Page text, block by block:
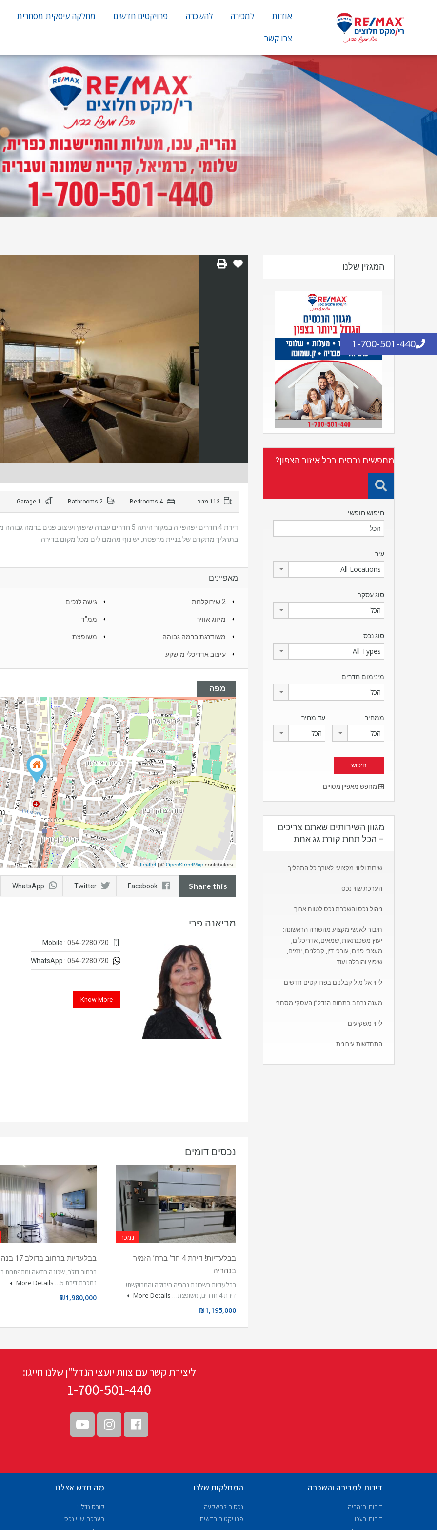
אודות למכירה להשכרה פרויקטים חדשים
מחלקה עיסקית מסחרית
צרו קשר
4 Bedrooms
דירת 4 חדרים יפהפייה במקור היתה 5 חדרים עברה שיפוץ
בתהליך מתקדם של בניית מרפסת, יש נוף מהמם לים מכל מקום בדירה,
מאפיינים
2 שירוקלחת גישה לנכים
מיזוג אוויר ממ"ד
משודרגת ברמה גבוהה משופצת
עיצוב אדריכלי מושקע
מפה
Leaflet | ©OpenStreetMapcontributors
Share this
Facebook
Twitter
WhatsApp
מריאנה פרי
054-2280720
054-2280720
Know More
נכסים דומים
נמכר
בבלעדיות! דירת 4 חד’ ברח’ הזמיר
בנהריה
בבלעדיות בשכונת נהריה הירוקה והמבוקשת!
דירת 4 חדרים, משופצת…
More Details
₪1,195,000
בבלעדיות ברחוב בדולב 17 בנהריה
ברחוב דולב, שכונה חדשה ומתפתחת
נמכרת דירת 5…
More Details
₪1,980,000
המגזין שלנו
מחפשים נכסים בכל איזור הצפון?
חיפוש חופשי
עיר
All Locations
סוג עסקה
הכל
סוג נכס
All Types
מינימום חדרים
הכל
ממחיר
הכל
עד מחיר
הכל
מחפש מאפיין מסויים
מגוון השירותים שאתם צריכים
– הכל תחת קורת גג אחת
שירות וליווי מקצועי לאורך כל התהליך
הערכת שווי נכס
ניהול נכס והשכרת נכס לטווח ארוך
חיבור לאנשי מקצוע מהשורה הראשונה:
יעוץ משכנתאות, שמאים, אדריכלים,
מעצבי פנים, עורכי דין, קבלנים, יזמים,
שיפוץ והובלה ועוד…
ליווי אל מול קבלנים בפרויקטים חדשים
מענה נרחב בתחום הנדל”ן העסקי מסחרי
ליווי משקיעים
התחדשות עירונית
ליצירת קשר עם צוות יועצי הנדל"ן שלנו חייגו:
1-700-501-440
1-700-501-440
דירות למכירה והשכרה
דירות בנהריה
דירות בעכו
המחלקות שלנו
נכסים להשקעה
פרוייקטים חדשים
מה חדש אצלנו
קורס נדל"ן
הערכת שווי נכס